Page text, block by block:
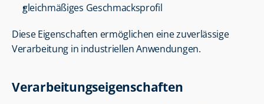
gleichmäßiges Geschmacksprofil
Diese Eigenschaften ermöglichen eine zuverlässige
Verarbeitung in industriellen Anwendungen.
Verarbeitungseigenschaften